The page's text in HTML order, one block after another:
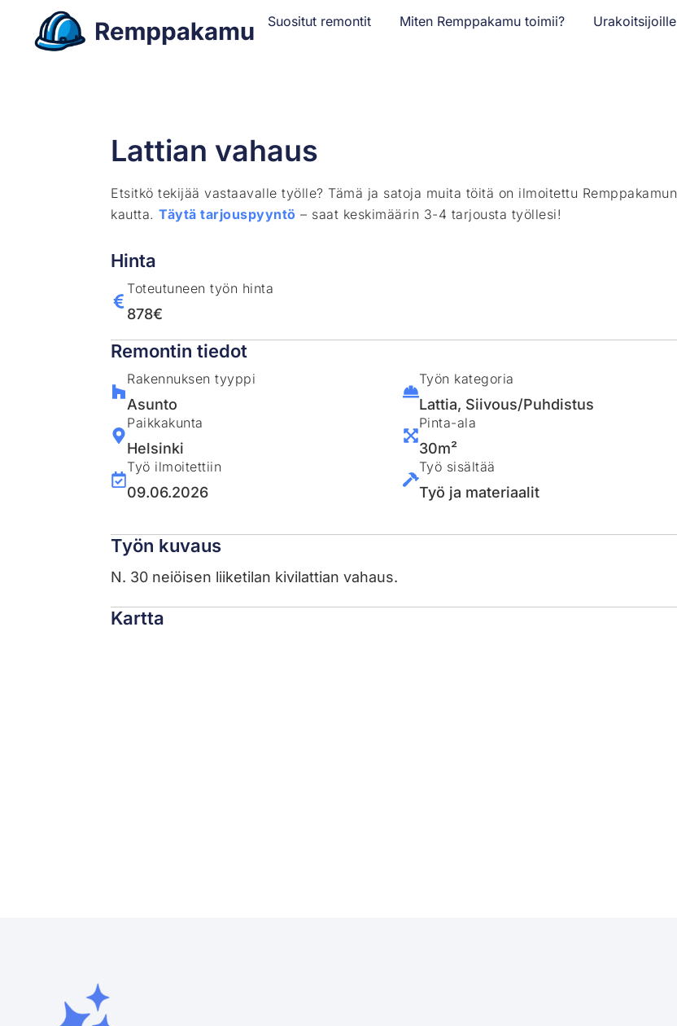
Suositut remontit Miten Remppakamu toimii? Urakoitsijoille
Lattian vahaus
Etsitkö tekijää vastaavalle työlle? Tämä ja satoja muita töitä on ilmoitettu Remppakamun
kautta.Täytä tarjouspyyntö – saat keskimäärin 3-4 tarjousta työllesi!
Hinta
Toteutuneen työn hinta
878€
Remontin tiedot
Rakennuksen tyyppi
Asunto
Paikkakunta
Helsinki
Työ ilmoitettiin
09.06.2026
Työn kategoria
Lattia, Siivous/Puhdistus
Pinta-ala
30m²
Työ sisältää
Työ ja materiaalit
Työn kuvaus
N. 30 neiöisen liiketilan kivilattian vahaus.
Kartta